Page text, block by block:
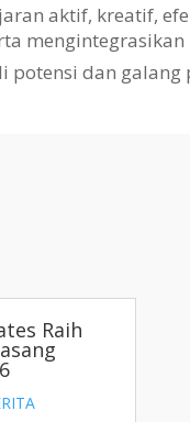
aktif, kreatif,
potensi dan
Raih